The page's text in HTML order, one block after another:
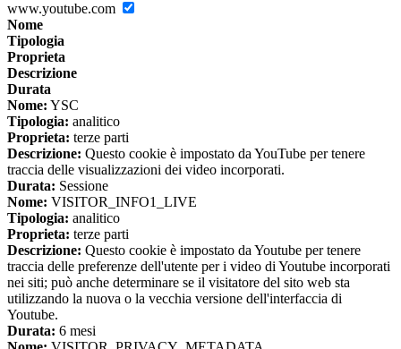
www.youtube.com
Nome
Tipologia
Proprieta
Descrizione
Durata
Nome: YSC
Tipologia: analitico
Proprieta: terze parti
Descrizione: Questo cookie è impostato da YouTube per tenere
traccia delle visualizzazioni dei video incorporati.
Durata: Sessione
Nome: VISITOR_INFO1_LIVE
Tipologia: analitico
Proprieta: terze parti
Descrizione: Questo cookie è impostato da Youtube per tenere
traccia delle preferenze dell'utente per i video di Youtube incorporati
nei siti; può anche determinare se il visitatore del sito web sta
utilizzando la nuova o la vecchia versione dell'interfaccia di
Youtube.
Durata: 6 mesi